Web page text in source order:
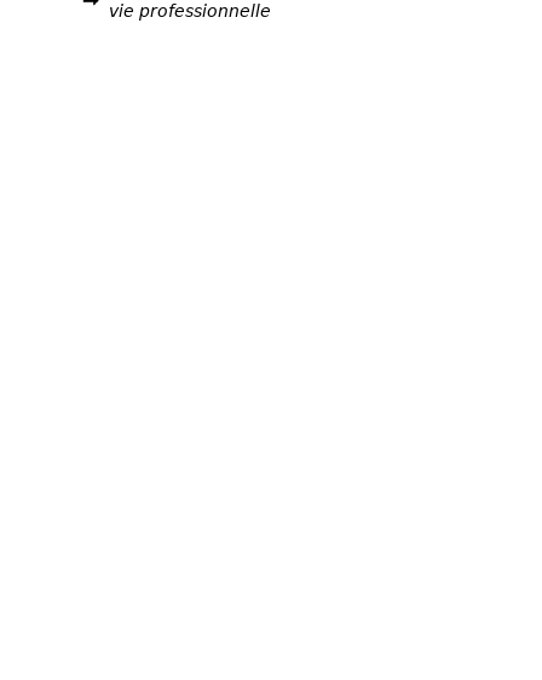
vie professionnelle